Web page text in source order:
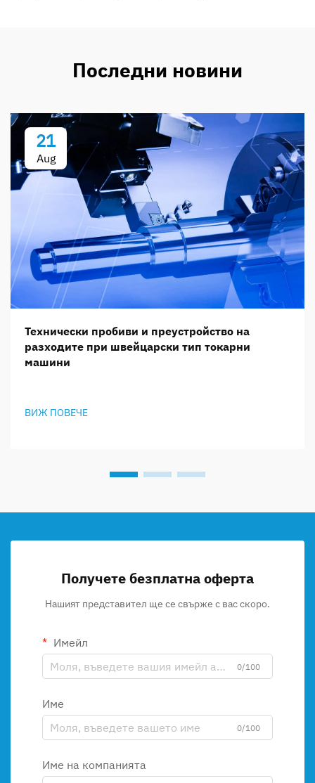
Последни новини
21
Aug
Технически пробиви и преустройство на
разходите при швейцарски тип токарни
машини
ВИЖ ПОВЕЧЕ
Получете безплатна оферта
Нашият представител ще се свърже с вас скоро.
Имейл
0/100
Име
0/100
Име на компанията